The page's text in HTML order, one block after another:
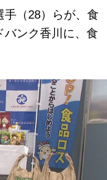
（28）らが、食
バンク香川に、食